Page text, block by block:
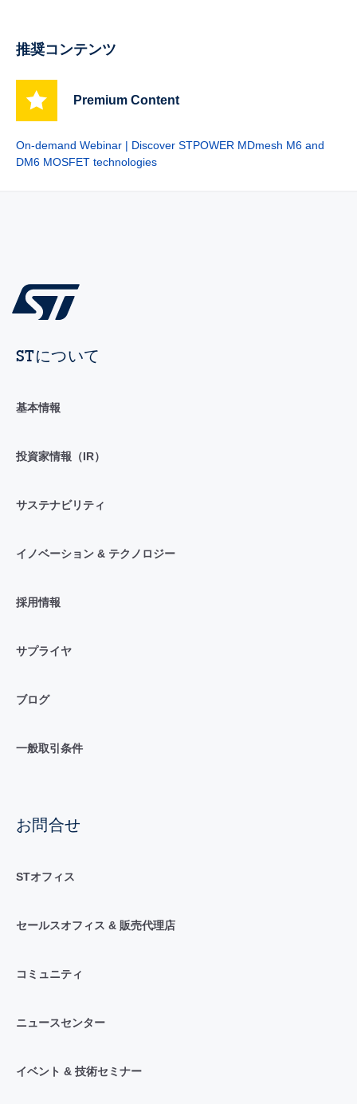
推奨コンテンツ
Premium Content
On-demand Webinar | Discover STPOWER MDmesh M6 and
DM6 MOSFET technologies
STについて
基本情報
投資家情報（IR）
サステナビリティ
イノベーション & テクノロジー
採用情報
サプライヤ
ブログ
一般取引条件
お問合せ
STオフィス
セールスオフィス & 販売代理店
コミュニティ
ニュースセンター
イベント & 技術セミナー